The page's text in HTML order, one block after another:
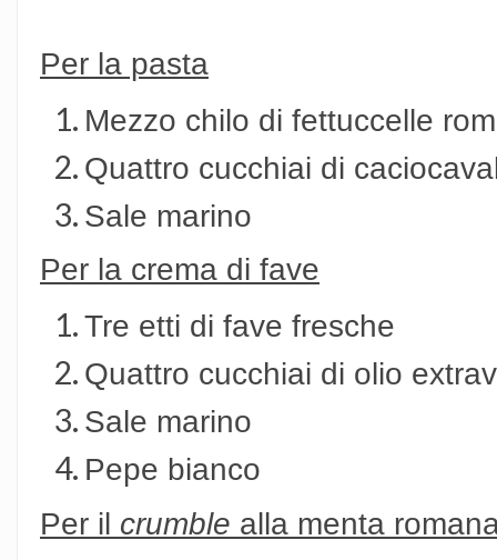
Per la pasta
Mezzo chilo di fettuccelle
Quattro cucchiai di
Sale marino
Per la crema di fave
Tre etti di fave fresche
Quattro cucchiai di olio
Sale marino
Pepe bianco
Per il crumble alla menta